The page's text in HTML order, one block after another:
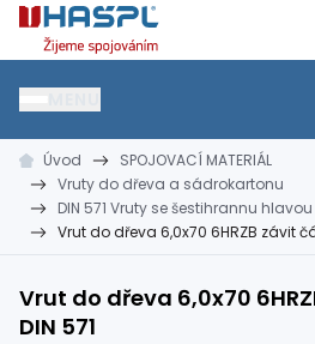
Hašpl
HŘEBÍKY
kramle
SPOJOVACÍ MATERIÁL
vruty, šrouby, matice
Úvod
SPOJOVACÍ MATERIÁL
Vruty do dřeva a sádrokartonu
DIN 571 Vruty se šestihrannu hlavou
Vrut do dřeva 6,0x70 6HRZB závit
Vrut do dřeva 6,0x70
DIN 571